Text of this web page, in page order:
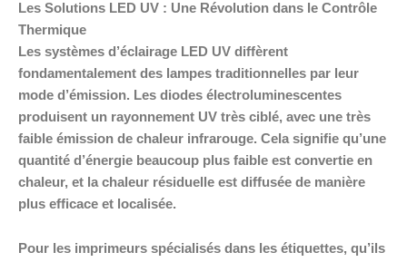
Les Solutions LED UV : Une Révolution dans le Contrôle
Thermique
Les systèmes d’éclairage LED UV diffèrent
fondamentalement des lampes traditionnelles par leur
mode d’émission. Les diodes électroluminescentes
produisent un rayonnement UV très ciblé, avec une très
faible émission de chaleur infrarouge. Cela signifie qu’une
quantité d’énergie beaucoup plus faible est convertie en
chaleur, et la chaleur résiduelle est diffusée de manière
plus efficace et localisée.
Pour les imprimeurs spécialisés dans les étiquettes, qu’ils